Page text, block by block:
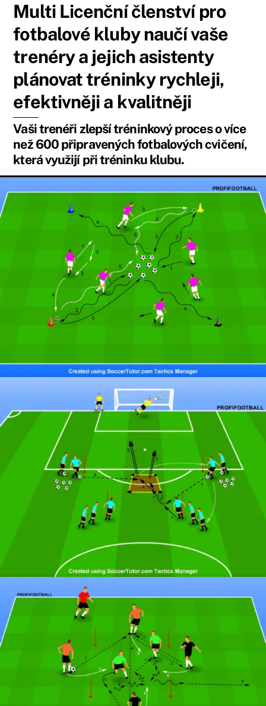
Multi Licenční členství pro
fotbalové kluby naučí vaše
trenéry a jejich asistenty
plánovat tréninky rychleji,
efektivněji a kvalitněji
Vaši trenéři zlepší tréninkový proces o více
než 600 připravených fotbalových cvičení,
která využijí při tréninku klubu.